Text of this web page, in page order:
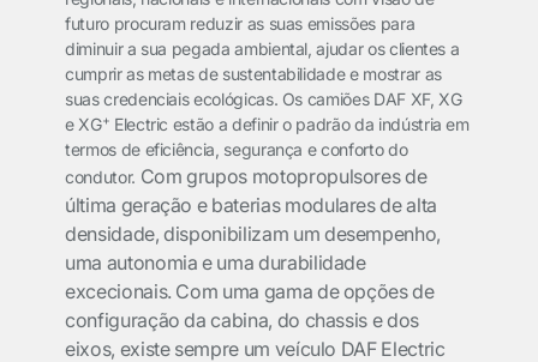
futuro procuram reduzir as suas emissões para
diminuir a sua pegada ambiental, ajudar os clientes a
cumprir as metas de sustentabilidade e mostrar as
suas credenciais ecológicas. Os camiões DAF XF, XG
e XG+ Electric estão a definir o padrão da indústria em
termos de eficiência, segurança e conforto do
condutor. Com grupos motopropulsores de
última geração e baterias modulares de alta
densidade,disponibilizam um desempenho,
uma autonomia e uma durabilidade
excecionais. Com uma gama de opções de
configuração da cabina, do chassis e dos
eixos, existe sempre um veículo DAF Electric